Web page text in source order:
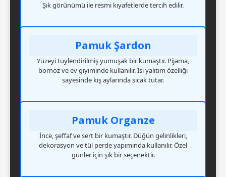
Şık görünümü ile resmi kıyafetlerde tercih edilir.
Pamuk Şardon
Yüzeyi tüylendirilmiş yumuşak bir kumaştır. Pijama,
bornoz ve ev giyiminde kullanılır. Isı yalıtım özelliği
sayesinde kış aylarında sıcak tutar.
Pamuk Organze
İnce, şeffaf ve sert bir kumaştır. Düğün gelinlikleri,
dekorasyon ve tül perde yapımında kullanılır. Özel
günler için şık bir seçenektir.